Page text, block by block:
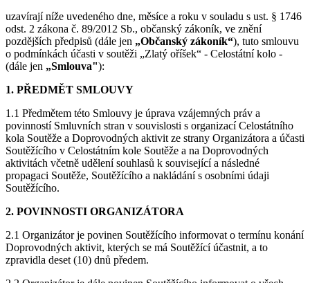
uzavírají níže uvedeného dne, měsíce a roku v souladu s ust. § 1746
odst. 2 zákona č. 89/2012 Sb., občanský zákoník, ve znění
pozdějších předpisů (dále jen „Občanský zákoník“), tuto smlouvu
o podmínkách účasti v soutěži „Zlatý oříšek“ - Celostátní kolo -
(dále jen „Smlouva"):
1. PŘEDMĚT SMLOUVY
1.1 Předmětem této Smlouvy je úprava vzájemných práv a
povinností Smluvních stran v souvislosti s organizací Celostátního
kola Soutěže a Doprovodných aktivit ze strany Organizátora a účasti
Soutěžícího v Celostátním kole Soutěže a na Doprovodných
aktivitách včetně udělení souhlasů k související a následné
propagaci Soutěže, Soutěžícího a nakládání s osobními údaji
Soutěžícího.
2. POVINNOSTI ORGANIZÁTORA
2.1 Organizátor je povinen Soutěžícího informovat o termínu konání
Doprovodných aktivit, kterých se má Soutěžící účastnit, a to
zpravidla deset (10) dnů předem.